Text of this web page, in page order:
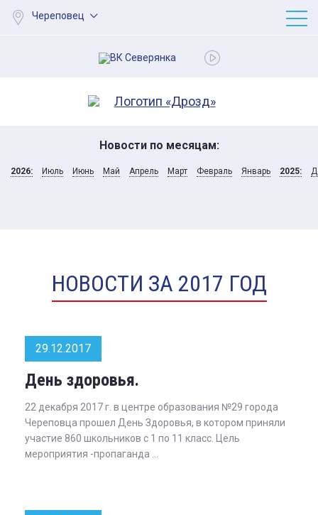
Череповец
Новости по месяцам:
2026: Июль Июнь Май Апрель Март Февраль Январь 2025:
НОВОСТИ ЗА 2017 ГОД
29.12.2017
День здоровья.
22 декабря 2017 г. в центре образования №29 города
Череповца прошел День Здоровья, в котором приняли
участие 860 школьников с 1 по 11 класс. Цель
мероприятия -пропаганда ...